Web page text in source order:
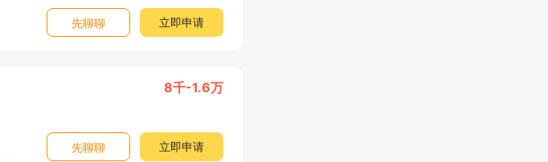
先聊聊 立即申请
8千-1.6万
先聊聊 立即申请